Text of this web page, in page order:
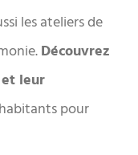
les ateliers de
Découvrez
leur
pour